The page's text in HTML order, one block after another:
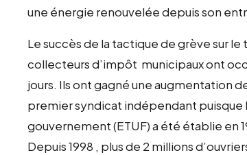
une énergie renouvelée depuis son
Le succès de la tactique de grève sur
collecteurs d’impôt municipaux ont
jours. Ils ont gagné une augmentation
premier syndicat indépendant
gouvernement (ETUF) a été établie en
Depuis 1998 , plus de 2 millions